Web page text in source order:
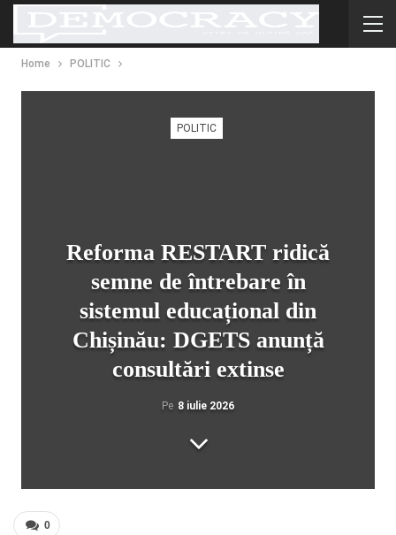
Home POLITIC
POLITIC
Reforma RESTART ridică
semne de întrebare în
sistemul educațional din
Chișinău: DGETS anunță
consultări extinse
Pe 8 iulie 2026
0